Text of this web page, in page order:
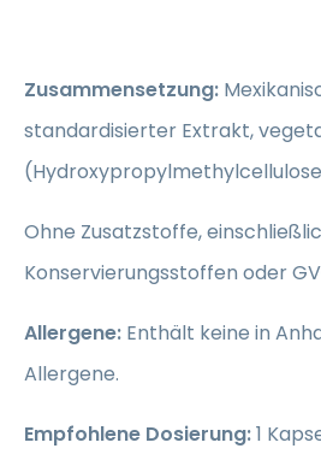
Zusammensetzung:
standardisierter Extrakt,
Ohne Zusatzstoffe,
Konservierungsstoffen oder
Allergene: Enthält keine in
Allergene.
Empfohlene Dosierung:1